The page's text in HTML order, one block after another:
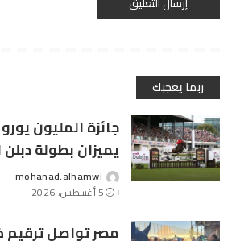
ربما يعجبك
جائزة المليون
يميزان بطولة دبلن
Posted
by
mohanad.alhamwi
5 أغسطس، 2026
مصر تواصل ترقيم